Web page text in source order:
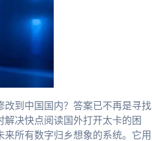
到中国国内？答案已不再是寻找
决快点阅读国外打开太卡的困
所有数字归乡想象的系统。它用